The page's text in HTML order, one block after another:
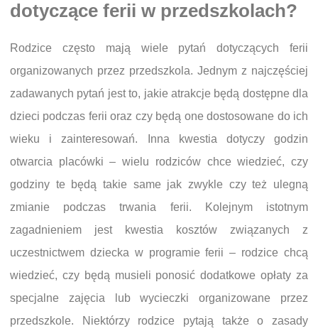
dotyczące ferii w przedszkolach?
Rodzice często mają wiele pytań dotyczących ferii
organizowanych przez przedszkola. Jednym z najczęściej
zadawanych pytań jest to, jakie atrakcje będą dostępne dla
dzieci podczas ferii oraz czy będą one dostosowane do ich
wieku i zainteresowań. Inna kwestia dotyczy godzin
otwarcia placówki – wielu rodziców chce wiedzieć, czy
godziny te będą takie same jak zwykle czy też ulegną
zmianie podczas trwania ferii. Kolejnym istotnym
zagadnieniem jest kwestia kosztów związanych z
uczestnictwem dziecka w programie ferii – rodzice chcą
wiedzieć, czy będą musieli ponosić dodatkowe opłaty za
specjalne zajęcia lub wycieczki organizowane przez
przedszkole. Niektórzy rodzice pytają także o zasady